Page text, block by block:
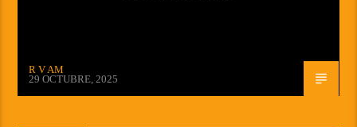
R V AM
29 OCTUBRE, 2025